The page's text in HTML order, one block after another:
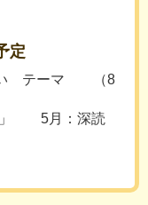
定
い テーマ （8
月：深読